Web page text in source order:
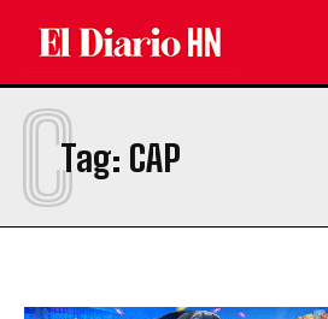
Tag: CAP
C